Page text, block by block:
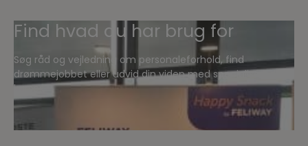
Find hvad du har brug for
Søg råd og vejledning om personaleforhold, find
drømmejobbet eller udvid din viden med specialiserede
kurser.